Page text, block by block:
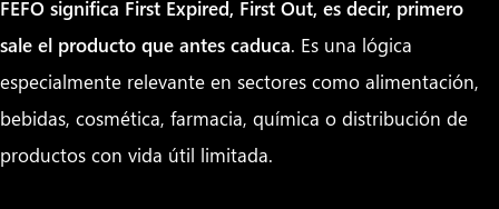
FEFO significa First Expired, First Out, es decir, primero
sale el producto que antes caduca. Es una lógica
especialmente relevante en sectores como alimentación,
bebidas, cosmética, farmacia, química o distribución de
productos con vida útil limitada.